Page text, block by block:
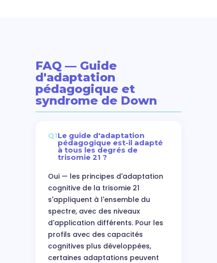
FAQ — Guide
d'adaptation
pédagogique et
syndrome de Down
Q1Le guide d'adaptation
pédagogique est-il adapté
à tous les degrés de
trisomie 21 ?
Oui — les principes d'adaptation
cognitive de la trisomie 21
s'appliquent à l'ensemble du
spectre, avec des niveaux
d'application différents. Pour les
profils avec des capacités
cognitives plus développées,
certaines adaptations peuvent